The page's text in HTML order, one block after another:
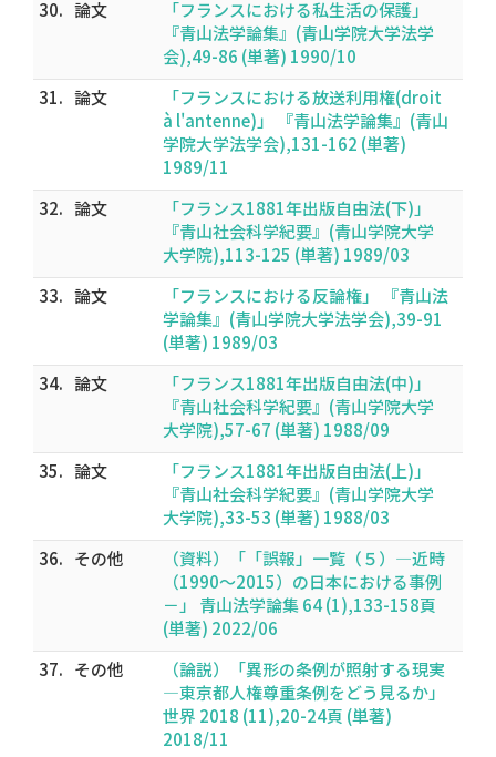
30. 論文
「フランスにおける私生活の保護」
『青山法学論集』(青山学院大学法学
会),49-86 (単著) 1990/10
31. 論文
「フランスにおける放送利用権(droit
à l'antenne)」 『青山法学論集』(青山
学院大学法学会),131-162 (単著)
1989/11
32. 論文
「フランス1881年出版自由法(下)」
『青山社会科学紀要』(青山学院大学
大学院),113-125 (単著) 1989/03
33. 論文
「フランスにおける反論権」 『青山法
学論集』(青山学院大学法学会),39-91
(単著) 1989/03
34. 論文
「フランス1881年出版自由法(中)」
『青山社会科学紀要』(青山学院大学
大学院),57-67 (単著) 1988/09
35. 論文
「フランス1881年出版自由法(上)」
『青山社会科学紀要』(青山学院大学
大学院),33-53 (単著) 1988/03
36. その他
（資料）「「誤報」一覧（５）―近時
（1990～2015）の日本における事例
－」 青山法学論集 64 (1),133-158頁
(単著) 2022/06
37. その他
（論説）「異形の条例が照射する現実
―東京都人権尊重条例をどう見るか」
世界 2018 (11),20-24頁 (単著)
2018/11